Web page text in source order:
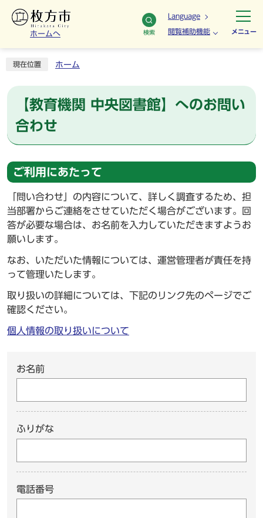
ホームへ 検索
Language
閲覧補助機能 メニュー
現在位置 ホーム
【教育機関 中央図書館】へのお問い
合わせ
ご利用にあたって
「問い合わせ」の内容について、詳しく調査するため、担
当部署からご連絡をさせていただく場合がございます。回
答が必要な場合は、お名前を入力していただきますようお
願いします。
なお、いただいた情報については、運営管理者が責任を持
って管理いたします。
取り扱いの詳細については、下記のリンク先のページでご
確認ください。
個人情報の取り扱いについて
お名前
ふりがな
電話番号